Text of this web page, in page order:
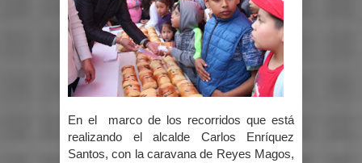
En el marco de los recorridos que está
realizando el alcalde Carlos Enríquez
Santos, con la caravana de Reyes Magos,